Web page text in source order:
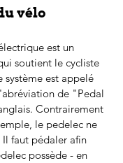
vélo
est un
soutient le cycliste
est appelé
de "Pedal
Contrairement
le pedelec ne
faut pédaler afin
possède - en